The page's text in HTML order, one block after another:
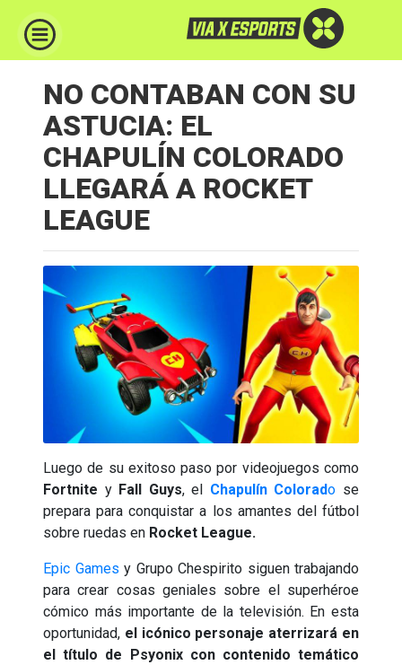
NO CONTABAN CON SU
ASTUCIA: EL
CHAPULÍN COLORADO
LLEGARÁ A ROCKET
LEAGUE
Luego de su exitoso paso por videojuegos como
Fortnite yFall Guys, el Chapulín Colorado se
prepara para conquistar a los amantes del fútbol
sobre ruedas en Rocket League.
Epic Games y Grupo Chespirito siguen trabajando
para crear cosas geniales sobre el superhéroe
cómico más importante de la televisión. En esta
oportunidad, el icónico personaje aterrizará en
el título de Psyonix con contenido temático